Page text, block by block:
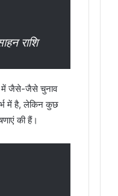
राशि
में जैसे-जैसे चुनाव
में है, लेकिन कुछ
की हैं।